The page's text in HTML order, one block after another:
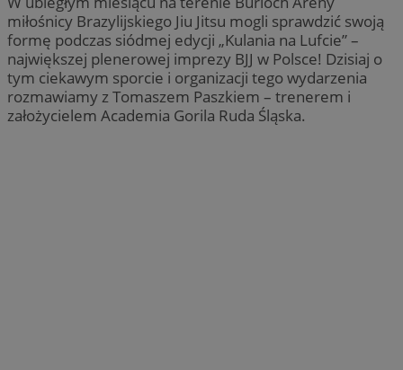
miłośnicy Brazylijskiego Jiu Jitsu mogli sprawdzić swoją
formę podczas siódmej edycji „Kulania na Lufcie” –
największej plenerowej imprezy BJJ w Polsce! Dzisiaj o
tym ciekawym sporcie i organizacji tego wydarzenia
rozmawiamy z Tomaszem Paszkiem – trenerem i
założycielem Academia Gorila Ruda Śląska.